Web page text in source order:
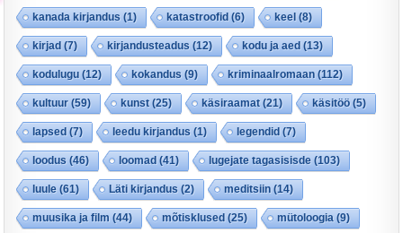
kanada kirjandus (1) katastroofid (6) keel (8)
kirjad (7) kirjandusteadus (12) kodu ja aed (13)
kodulugu (12) kokandus (9) kriminaalromaan (112)
kultuur(59) kunst(25) käsiraamat(21) käsitöö (5)
lapsed (7) leedu kirjandus (1) legendid (7)
loodus (46) loomad (41) lugejate tagasisisde (103)
luule (61) Läti kirjandus (2) meditsiin (14)
muusika ja film (44) mõtisklused (25) mütoloogia (9)